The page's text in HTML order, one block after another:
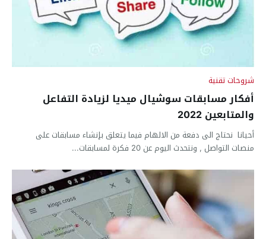
شروحات تقنية
أفكار مسابقات سوشيال ميديا لزيادة التفاعل
والمتابعين 2022
أحيانا نحتاج الى دفعة من الالهام فيما يتعلق بإنشاء مسابقات على
منصات التواصل , ونتحدث اليوم عن 20 فكرة لمسابقات...